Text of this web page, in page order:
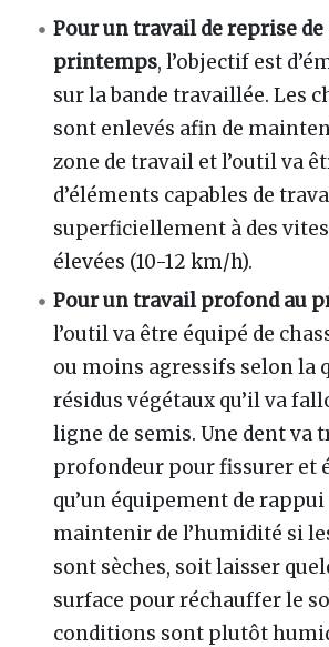
Pour un travail de reprise de
printemps, l’objectif est
sur la bande travaillée. Les
sont enlevés afin de
zone de travail et l’outil va
d’éléments capables de
superficiellement à des
élevées (10-12 km/h).
Pour un travail profond au
l’outil va être équipé de
ou moins agressifs selon la
résidus végétaux qu’il va
ligne de semis. Une dent va
profondeur pour fissurer et
qu’un équipement de
maintenir de l’humidité si
sont sèches, soit laisser
surface pour réchauffer le
conditions sont plutôt